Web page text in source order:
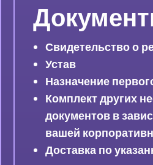
Свидетельство о
Устав
Назначение
Комплект других
документов в
вашей
Доставка по